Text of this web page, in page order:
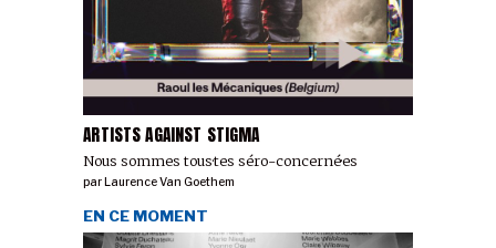
ARTISTS AGAINST STIGMA
Nous sommes tous·tes séro-concerné·es
parLaurence Van Goethem
EN CE MOMENT